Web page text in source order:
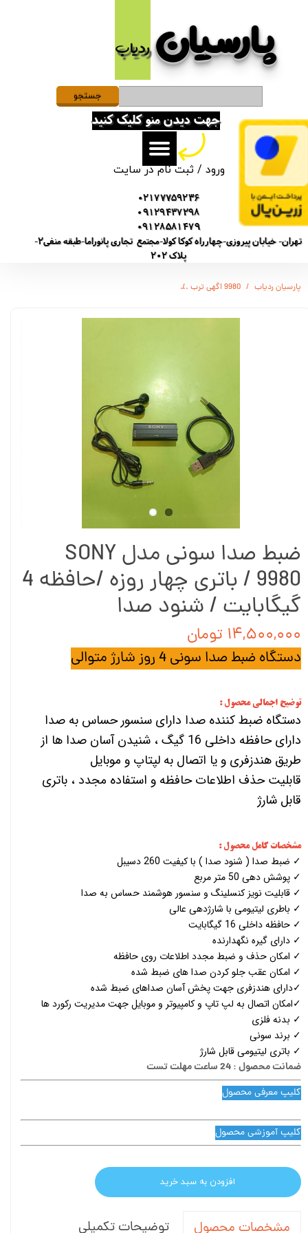
پارسیان​​​​​​​ردیاب
ورود /ثبت نام در سایت
حساب کاربری من
تغییر گذر واژه
سفارشات
خروج از حساب کاربری
02177759236
09129437298
09128581479
تهران- خیابان پیروزی-چهارراه کوکا کولا-مجتمع تجاری پانوراما-طبقه منفی2-
پلاک 202
جهت دیدن منو کلیک کنید
جستجو
پارسیان ردیاب 9980 اگهی ترب
ضبط صدا سونی مدل SONY
9980 / باتری چهار روزه /حافظه 4
گیگابایت / شنود صدا
۱۴,۵۰۰,۰۰۰ تومان
دستگاه ضبط صدا سونی 4 روز شارژ متوالی
توضیح اجمالی محصول :
دستگاه ضبط کننده صدا دارای سنسور حساس به صدا
دارای حافظه داخلی 16 گیگ ، شنیدن آسان صدا ها از
طریق هندزفری و یا اتصال به لپتاپ و موبایل
قابلیت حذف اطلاعات حافظه و استفاده مجدد ، باتری
قابل شارژ
مشخصات کامل محصول :
✓ ضبط صدا ( شنود صدا ) با کیفیت 260 دسیبل
✓ پوشش دهی 50 متر مربع
✓ قابلیت نویز کنسلینگ و سنسور هوشمند حساس به صدا
✓ باطری لیتیومی با شارژدهی عالی
✓ حافظه داخلی 16 گیگابایت
✓ دارای گیره نگهدارنده
✓ امکان حذف و ضبط مجدد اطلاعات روی حافظه
✓ امکان عقب جلو کردن صدا های ضبط شده
✓دارای هندزفری جهت پخش آسان صداهای ضبط شده
✓امکان اتصال به لپ تاپ و کامپیوتر و موبایل جهت مدیریت رکورد ها
✓ بدنه فلزی
✓ برند سونی
✓ باتری لیتیومی قابل شارژ
ضمانت محصول : 24 ساعت مهلت تست
کلیپ معرفی محصول
کلیپ آموزشی محصول
افزودن به سبد خرید
مشخصات محصول توضیحات تکمیلی